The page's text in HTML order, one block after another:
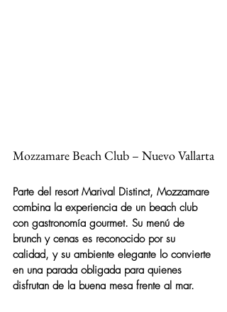
Mozzamare Beach Club – Nuevo Vallarta
Parte del resort Marival Distinct, Mozzamare
combina la experiencia de un beach club
con gastronomía gourmet. Su menú de
brunch y cenas es reconocido por su
calidad, y su ambiente elegante lo convierte
en una parada obligada para quienes
disfrutan de la buena mesa frente al mar.